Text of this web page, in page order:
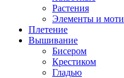
Растения
Элементы и
Плетение
Вышивание
Бисером
Крестиком
Гладью